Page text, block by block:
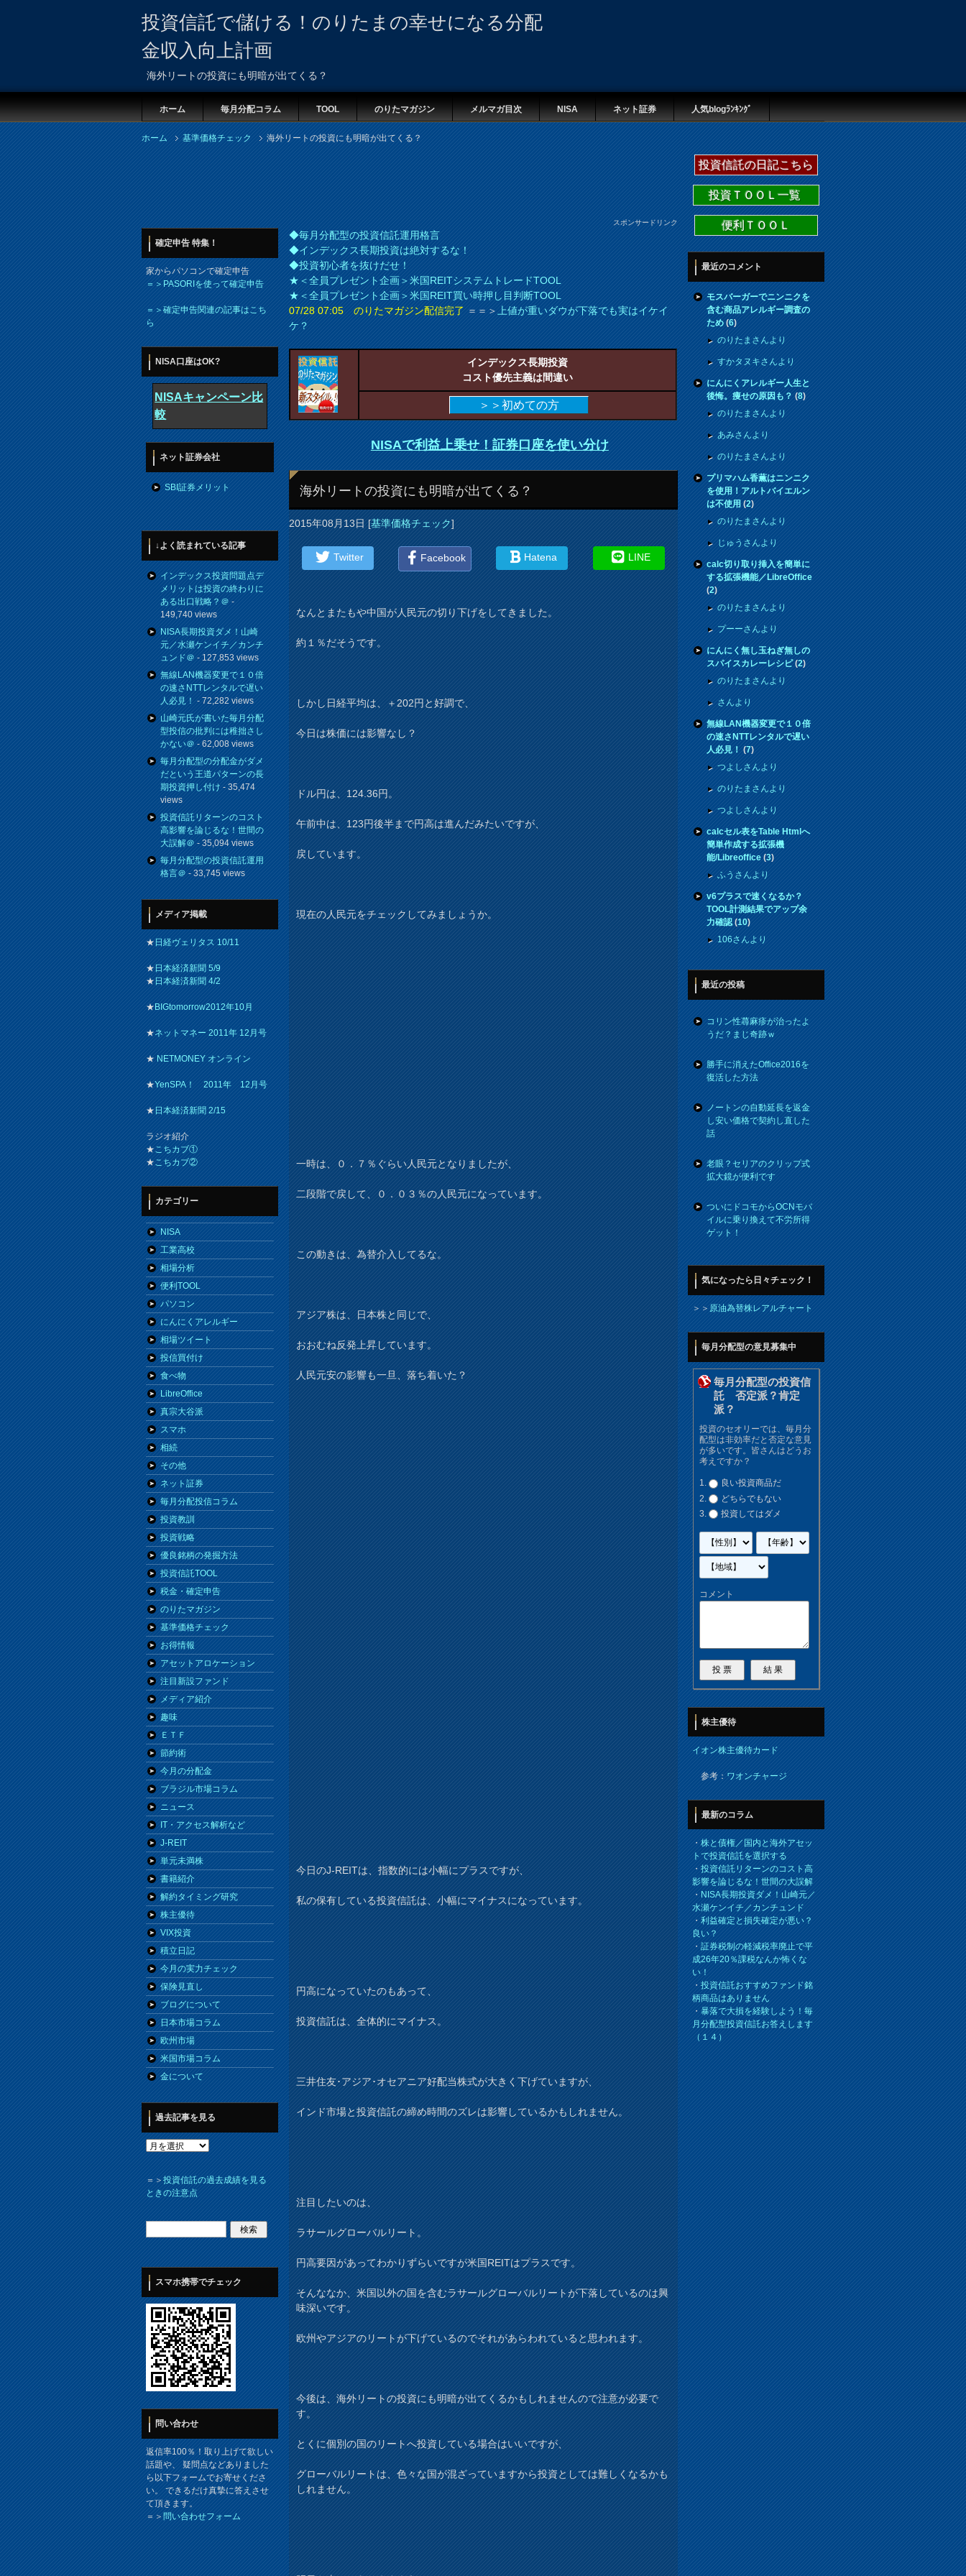
投資信託で儲ける！のりたまの幸せになる分配
金収入向上計画
海外リートの投資にも明暗が出てくる？
ホーム 毎月分配コラム TOOL のりたマガジン メルマガ目次 NISA ネット証券 人気blogﾗﾝｷﾝｸﾞ
ホーム 基準価格チェック 海外リートの投資にも明暗が出てくる？
スポンサードリンク
◆毎月分配型の投資信託運用格言
◆インデックス長期投資は絶対するな！
◆投資初心者を抜けだせ！
★＜全員プレゼント企画＞米国REITシステムトレードTOOL
★＜全員プレゼント企画＞米国REIT買い時押し目判断TOOL
07/28 07:05 のりたマガジン配信完了＝＝＞上値が重いダウが下落でも実はイケイ
ケ？
インデックス長期投資
コスト優先主義は間違い
＞＞初めての方
NISAで利益上乗せ！証券口座を使い分け
海外リートの投資にも明暗が出てくる？
2015年08月13日[基準価格チェック]
Twitter Facebook Hatena LINE
なんとまたもや中国が人民元の切り下げをしてきました。
約１％だそうです。
しかし日経平均は、＋202円と好調で、
今日は株価には影響なし？
ドル円は、124.36円。
午前中は、123円後半まで円高は進んだみたいですが、
戻しています。
現在の人民元をチェックしてみましょうか。
一時は、０．７％ぐらい人民元となりましたが、
二段階で戻して、０．０３％の人民元になっています。
この動きは、為替介入してるな。
アジア株は、日本株と同じで、
おおむね反発上昇しています。
人民元安の影響も一旦、落ち着いた？
今日のJ-REITは、指数的には小幅にプラスですが、
私の保有している投資信託は、小幅にマイナスになっています。
円高になっていたのもあって、
投資信託は、全体的にマイナス。
三井住友･アジア･オセアニア好配当株式が大きく下げていますが、
インド市場と投資信託の締め時間のズレは影響しているかもしれません。
注目したいのは、
ラサールグローバルリート。
円高要因があってわかりずらいですが米国REITはプラスです。
そんななか、米国以外の国を含むラサールグローバルリートが下落しているのは興
味深いです。
欧州やアジアのリートが下げているのでそれがあらわれていると思われます。
今後は、海外リートの投資にも明暗が出てくるかもしれませんので注意が必要で
す。
とくに個別の国のリートへ投資している場合はいいですが、
グローバルリートは、色々な国が混ざっていますから投資としては難しくなるかも
しれません。
確定申告 特集！
家からパソコンで確定申告
＝＞PASORIを使って確定申告
＝＞確定申告関連の記事はこち
ら
NISA口座はOK?
NISAキャンペーン比
較
ネット証券会社
SBI証券メリット
↓よく読まれている記事
インデックス投資問題点デ
メリットは投資の終わりに
ある出口戦略？＠-
149,740 views
NISA長期投資ダメ！山崎
元／水瀬ケンイチ／カンチ
ュンド＠- 127,853 views
無線LAN機器変更で１０倍
の速さNTTレンタルで遅い
人必見！- 72,282 views
山崎元氏が書いた毎月分配
型投信の批判には稚拙さし
かない＠- 62,008 views
毎月分配型の分配金がダメ
だという王道パターンの長
期投資押し付け- 35,474
views
投資信託リターンのコスト
高影響を論じるな！世間の
大誤解＠- 35,094 views
毎月分配型の投資信託運用
格言＠- 33,745 views
メディア掲載
★日経ヴェリタス 10/11
★日本経済新聞 5/9
★日本経済新聞 4/2
★BIGtomorrow2012年10月
★ネットマネー 2011年 12月号
★NETMONEY オンライン
★YenSPA！ 2011年 12月号
★日本経済新聞 2/15
ラジオ紹介
★こちカブ①
★こちカブ②
カテゴリー
NISA
工業高校
相場分析
便利TOOL
パソコン
にんにくアレルギー
相場ツイート
投信買付け
食べ物
LibreOffice
真宗大谷派
スマホ
相続
その他
ネット証券
毎月分配投信コラム
投資教訓
投資戦略
優良銘柄の発掘方法
投資信託TOOL
税金・確定申告
のりたマガジン
基準価格チェック
お得情報
アセットアロケーション
注目新設ファンド
メディア紹介
趣味
ＥＴＦ
節約術
今月の分配金
ブラジル市場コラム
ニュース
IT・アクセス解析など
J-REIT
単元未満株
書籍紹介
解約タイミング研究
株主優待
VIX投資
積立日記
今月の実力チェック
保険見直し
ブログについて
日本市場コラム
欧州市場
米国市場コラム
金について
過去記事を見る
＝＞投資信託の過去成績を見る
ときの注意点
スマホ携帯でチェック
問い合わせ
返信率100％！取り上げて欲しい
話題や、 疑問点などありました
ら以下フォームでお寄せくださ
い。 できるだけ真摯に答えさせ
て頂きます。
＝＞問い合わせフォーム
投資信託の日記こちら
投資ＴＯＯＬ一覧
便利ＴＯＯＬ
最近のコメント
モスバーガーでニンニクを
含む商品アレルギー調査の
ため(6)
のりたまさんより
すかタヌキさんより
にんにくアレルギー人生と
後悔。痩せの原因も？(8)
のりたまさんより
あみさんより
のりたまさんより
プリマハム香薫はニンニク
を使用！アルトバイエルン
は不使用(2)
のりたまさんより
じゅうさんより
calc切り取り挿入を簡単に
する拡張機能／LibreOffice
(2)
のりたまさんより
プーーさんより
にんにく無し玉ねぎ無しの
スパイスカレーレシピ(2)
のりたまさんより
さんより
無線LAN機器変更で１０倍
の速さNTTレンタルで遅い
人必見！(7)
つよしさんより
のりたまさんより
つよしさんより
calcセル表をTable Htmlへ
簡単作成する拡張機
能/Libreoffice(3)
ふうさんより
v6プラスで速くなるか？
TOOL計測結果でアップ余
力確認(10)
106さんより
最近の投稿
コリン性蕁麻疹が治ったよ
うだ？まじ奇跡ｗ
勝手に消えたOffice2016を
復活した方法
ノートンの自動延長を返金
し安い価格で契約し直した
話
老眼？セリアのクリップ式
拡大鏡が便利です
ついにドコモからOCNモバ
イルに乗り換えて不労所得
ゲット！
気になったら日々チェック！
＞＞原油為替株レアルチャート
毎月分配型の意見募集中
毎月分配型の投資信
託 否定派？肯定
派？
投資のセオリーでは、毎月分
配型は非効率だと否定な意見
が多いです。皆さんはどうお
考えですか？
良い投資商品だ
どちらでもない
投資してはダメ
コメント
株主優待
イオン株主優待カード
参考：ワオンチャージ
最新のコラム
・株と債権／国内と海外アセッ
トで投資信託を選択する
・投資信託リターンのコスト高
影響を論じるな！世間の大誤解
・NISA長期投資ダメ！山崎元／
水瀬ケンイチ／カンチュンド
・利益確定と損失確定が悪い？
良い？
・証券税制の軽減税率廃止で平
成26年20％課税なんか怖くな
い！
・投資信託おすすめファンド銘
柄商品はありません
・暴落で大損を経験しよう！毎
月分配型投資信託お答えします
（１４）